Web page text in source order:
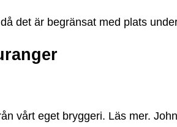
det är begränsat med plats
vårt eget bryggeri. Läs mer.